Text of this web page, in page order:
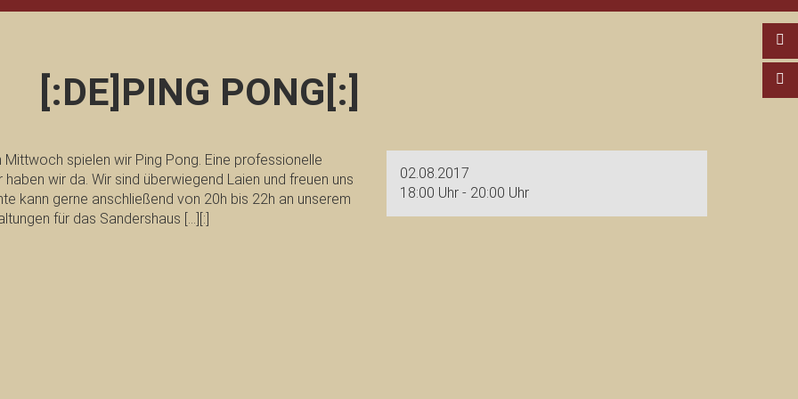
[:DE]PING PONG[:]
spielen wir Ping Pong. Eine professionelle
wir da. Wir sind überwiegend Laien und freuen uns
kann gerne anschließend von 20h bis 22h an unserem
für das Sandershaus […][:]
02.08.2017
18:00 Uhr - 20:00 Uhr